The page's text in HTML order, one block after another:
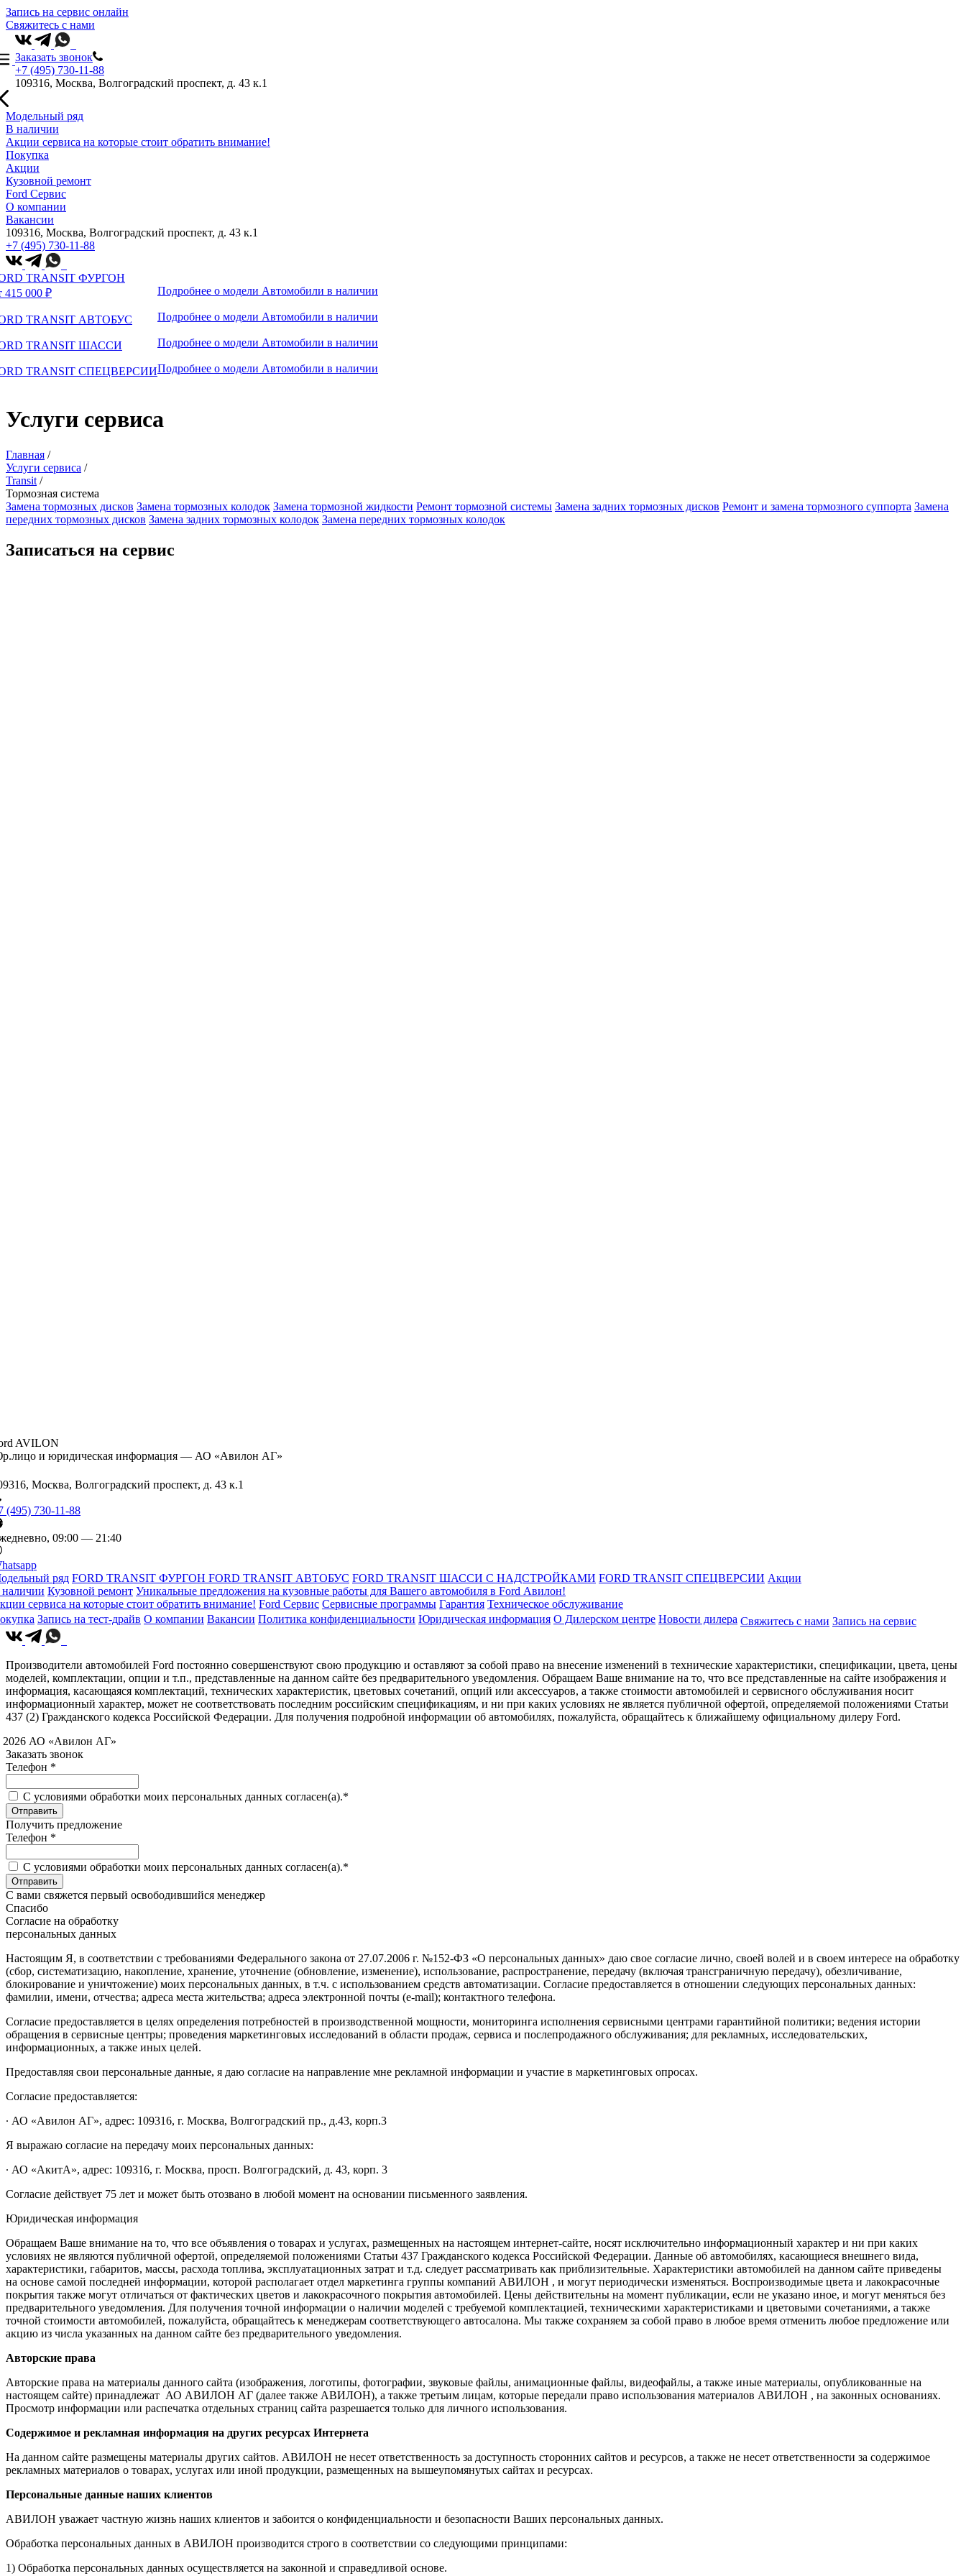
Запись на сервис онлайн
Свяжитесь с нами
Заказать звонок
+7 (495) 730-11-88
109316, Москва, Волгоградский проспект, д. 43 к.1
Модельный ряд
В наличии
Акции сервиса на которые стоит обратить внимание!
Покупка
Акции
Кузовной ремонт
Ford Сервис
О компании
Вакансии
109316, Москва, Волгоградский проспект, д. 43 к.1
+7 (495) 730-11-88
TRANSIT ФУРГОН
415 000 ₽
TRANSIT АВТОБУС
TRANSIT ШАССИ
TRANSIT СПЕЦВЕРСИИ
Подробнее о модели Автомобили в наличии
Подробнее о модели Автомобили в наличии
Подробнее о модели Автомобили в наличии
Подробнее о модели Автомобили в наличии
Услуги сервиса
Главная /
Услуги сервиса /
Transit /
Тормозная система
Замена тормозных дисков Замена тормозных колодок Замена тормозной жидкости Ремонт тормозной системы Замена задних тормозных дисков Ремонт и замена тормозного суппорта Замена
передних тормозных дисков Замена задних тормозных колодок Замена передних тормозных колодок
Записаться на сервис
AVILON
и юридическая информация — АО «Авилон АГ»
Москва, Волгоградский проспект, д. 43 к.1
(495) 730-11-88
09:00 — 21:40
ряд FORD TRANSIT ФУРГОН FORD TRANSIT АВТОБУС FORD TRANSIT ШАССИ С НАДСТРОЙКАМИ FORD TRANSIT СПЕЦВЕРСИИ Акции
Кузовной ремонт Уникальные предложения на кузовные работы для Вашего автомобиля в Ford Авилон!
сервиса на которые стоит обратить внимание! Ford Сервис Сервисные программы Гарантия Техническое обслуживание
Запись на тест-драйв О компании Вакансии Политика конфиденциальности Юридическая информация О Дилерском центре Новости дилера Свяжитесь с нами Запись на сервис
Производители автомобилей Ford постоянно совершенствуют свою продукцию и оставляют за собой право на внесение изменений в технические характеристики, спецификации, цвета, цены
моделей, комплектации, опции и т.п., представленные на данном сайте без предварительного уведомления. Обращаем Ваше внимание на то, что все представленные на сайте изображения и
информация, касающаяся комплектаций, технических характеристик, цветовых сочетаний, опций или аксессуаров, а также стоимости автомобилей и сервисного обслуживания носит
информационный характер, может не соответствовать последним российским спецификациям, и ни при каких условиях не является публичной офертой, определяемой положениями Статьи
437 (2) Гражданского кодекса Российской Федерации. Для получения подробной информации об автомобилях, пожалуйста, обращайтесь к ближайшему официальному дилеру Ford.
АО «Авилон АГ»
Заказать звонок
Телефон *
C условиями обработки моих персональных данных согласен(а).*
Получить предложение
Телефон *
C условиями обработки моих персональных данных согласен(а).*
С вами свяжется первый освободившийся менеджер
Спасибо
Согласие на обработку
персональных данных
Настоящим Я, в соответствии с требованиями Федерального закона от 27.07.2006 г. №152-ФЗ «О персональных данных» даю свое согласие лично, своей волей и в своем интересе на обработку
(сбор, систематизацию, накопление, хранение, уточнение (обновление, изменение), использование, распространение, передачу (включая трансграничную передачу), обезличивание,
блокирование и уничтожение) моих персональных данных, в т.ч. с использованием средств автоматизации. Согласие предоставляется в отношении следующих персональных данных:
фамилии, имени, отчества; адреса места жительства; адреса электронной почты (e-mail); контактного телефона.
Согласие предоставляется в целях определения потребностей в производственной мощности, мониторинга исполнения сервисными центрами гарантийной политики; ведения истории
обращения в сервисные центры; проведения маркетинговых исследований в области продаж, сервиса и послепродажного обслуживания; для рекламных, исследовательских,
информационных, а также иных целей.
Предоставляя свои персональные данные, я даю согласие на направление мне рекламной информации и участие в маркетинговых опросах.
Согласие предоставляется:
∙ АО «Авилон АГ», адрес: 109316, г. Москва, Волгоградский пр., д.43, корп.3
Я выражаю согласие на передачу моих персональных данных:
∙ АО «АкитА», адрес: 109316, г. Москва, просп. Волгоградский, д. 43, корп. 3
Согласие действует 75 лет и может быть отозвано в любой момент на основании письменного заявления.
Юридическая информация
Обращаем Ваше внимание на то, что все объявления о товарах и услугах, размещенных на настоящем интернет-сайте, носят исключительно информационный характер и ни при каких
условиях не являются публичной офертой, определяемой положениями Статьи 437 Гражданского кодекса Российской Федерации. Данные об автомобилях, касающиеся внешнего вида,
характеристики, габаритов, массы, расхода топлива, эксплуатационных затрат и т.д. следует рассматривать как приблизительные. Характеристики автомобилей на данном сайте приведены
на основе самой последней информации, которой располагает отдел маркетинга группы компаний АВИЛОН , и могут периодически изменяться. Воспроизводимые цвета и лакокрасочные
покрытия также могут отличаться от фактических цветов и лакокрасочного покрытия автомобилей. Цены действительны на момент публикации, если не указано иное, и могут меняться без
предварительного уведомления. Для получения точной информации о наличии моделей с требуемой комплектацией, техническими характеристиками и цветовыми сочетаниями, а также
точной стоимости автомобилей, пожалуйста, обращайтесь к менеджерам соответствующего автосалона. Мы также сохраняем за собой право в любое время отменить любое предложение или
акцию из числа указанных на данном сайте без предварительного уведомления.
Авторские права
Авторские права на материалы данного сайта (изображения, логотипы, фотографии, звуковые файлы, анимационные файлы, видеофайлы, а также иные материалы, опубликованные на
настоящем сайте) принадлежат АО АВИЛОН АГ (далее также АВИЛОН), а также третьим лицам, которые передали право использования материалов АВИЛОН , на законных основаниях.
Просмотр информации или распечатка отдельных страниц сайта разрешается только для личного использования.
Содержимое и рекламная информация на других ресурсах Интернета
На данном сайте размещены материалы других сайтов. АВИЛОН не несет ответственность за доступность сторонних сайтов и ресурсов, а также не несет ответственности за содержимое
рекламных материалов о товарах, услугах или иной продукции, размещенных на вышеупомянутых сайтах и ресурсах.
Персональные данные наших клиентов
АВИЛОН уважает частную жизнь наших клиентов и забоится о конфиденциальности и безопасности Ваших персональных данных.
Обработка персональных данных в АВИЛОН производится строго в соответствии со следующими принципами:
1) Обработка персональных данных осуществляется на законной и справедливой основе.